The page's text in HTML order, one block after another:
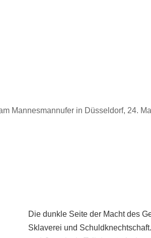
Mannesmannufer in Düsseldorf, 24.
Die dunkle Seite der Macht des
Sklaverei und